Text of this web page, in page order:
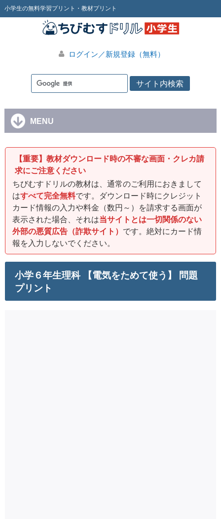
小学生の無料学習プリント・教材プリント
ログイン／新規登録（無料）
MENU
【重要】教材ダウンロード時の不審な画面・クレカ請
求にご注意ください
ちびむすドリルの教材は、通常のご利用におきまして
はすべて完全無料です。ダウンロード時にクレジット
カード情報の入力や料金（数円～）を請求する画面が
表示された場合、それは当サイトとは一切関係のない
外部の悪質広告（詐欺サイト） です。絶対にカード情
報を入力しないでください。
小学６年生理科 【電気をためて使う】 問題
プリント